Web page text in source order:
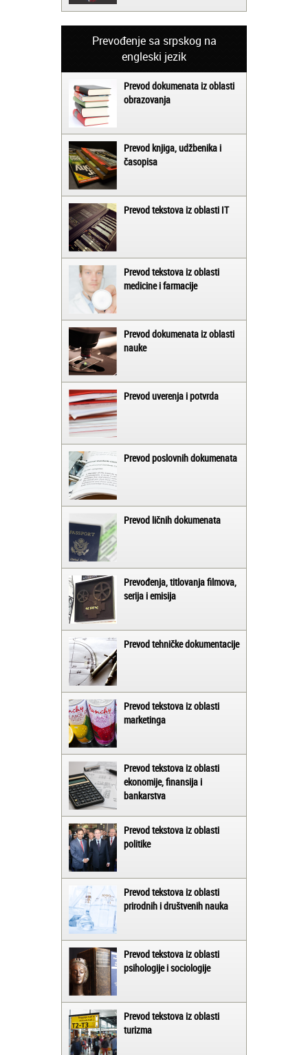
Prevođenje sa srpskog na
engleski jezik
Prevod dokumenata iz oblasti
obrazovanja
Prevod knjiga, udžbenika i
časopisa
Prevod tekstova iz oblasti IT
Prevod tekstova iz oblasti
medicine i farmacije
Prevod dokumenata iz oblasti
nauke
Prevod uverenja i potvrda
Prevod poslovnih dokumenata
Prevod ličnih dokumenata
Prevođenja, titlovanja filmova,
serija i emisija
Prevod tehničke dokumentacije
Prevod tekstova iz oblasti
marketinga
Prevod tekstova iz oblasti
ekonomije, finansija i
bankarstva
Prevod tekstova iz oblasti
politike
Prevod tekstova iz oblasti
prirodnih i društvenih nauka
Prevod tekstova iz oblasti
psihologije i sociologije
Prevod tekstova iz oblasti
turizma